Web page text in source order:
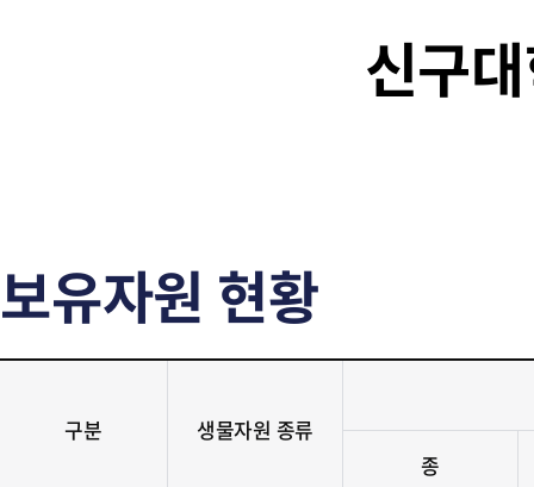
신구
보유자원 현황
구분
생물자원 종류
종